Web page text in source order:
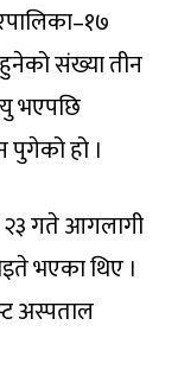
संख्या तीन
भएपछि
पुगेको हो ।
२३ गते आगलागी
भएका थिए ।
अस्पताल